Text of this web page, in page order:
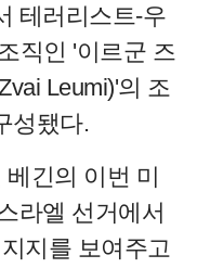
테러리스트-우
직인 '이르군 즈
Leumi)'의 조
성됐다.
긴의 이번 미
라엘 선거에서
지를 보여주고